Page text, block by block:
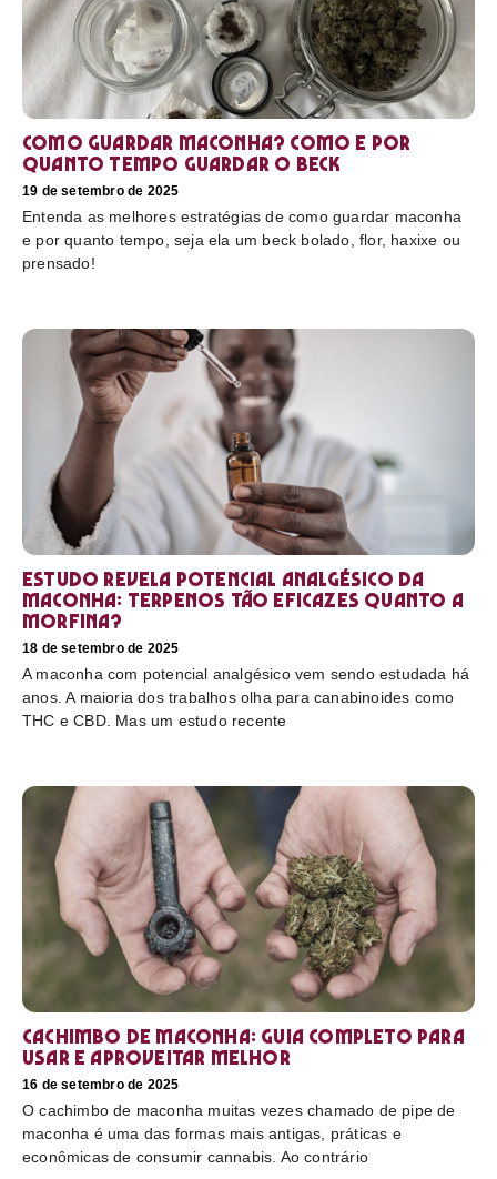
Como guardar maconha? Como e por
quanto tempo guardar o beck
19 de setembro de 2025
Entenda as melhores estratégias de como guardar maconha
e por quanto tempo, seja ela um beck bolado, flor, haxixe ou
prensado!
Estudo revela potencial analgésico da
maconha: terpenos tão eficazes quanto a
morfina?
18 de setembro de 2025
A maconha com potencial analgésico vem sendo estudada há
anos. A maioria dos trabalhos olha para canabinoides como
THC e CBD. Mas um estudo recente
Cachimbo de maconha: guia completo para
usar e aproveitar melhor
16 de setembro de 2025
O cachimbo de maconha muitas vezes chamado de pipe de
maconha é uma das formas mais antigas, práticas e
econômicas de consumir cannabis. Ao contrário